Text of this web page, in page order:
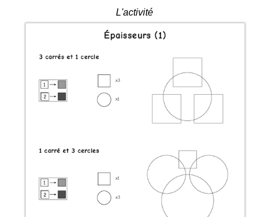
L'activité